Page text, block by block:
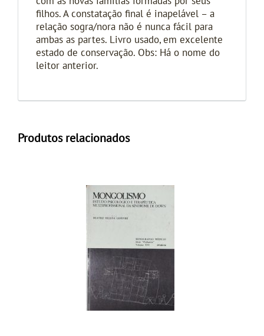
filhos. A constatação final é inapelável – a
relação sogra/nora não é nunca fácil para
ambas as partes. Livro usado, em excelente
estado de conservação. Obs: Há o nome do
leitor anterior.
Produtos relacionados